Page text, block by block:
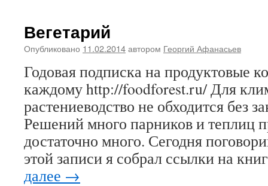
Вегетарий
Опубликовано 11.02.2014автором Георгий Афанасьев
Годовая подписка на продуктовые
каждому http://foodforest.ru/ Для
растениеводство не обходится без
Решений много парников и теплиц
достаточно много. Сегодня
этой записи я собрал ссылки на
далее →